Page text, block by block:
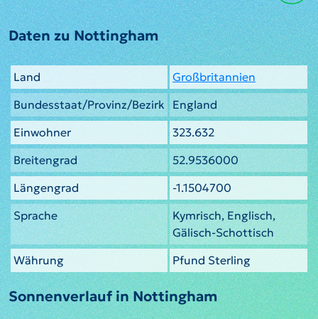
Daten zu Nottingham
Land
Großbritannien
Bundesstaat/Provinz/Bezirk
England
Einwohner
323.632
Breitengrad
52.9536000
Längengrad
-1.1504700
Sprache
Kymrisch, Englisch,
Gälisch-Schottisch
Währung
Pfund Sterling
Sonnenverlauf in Nottingham